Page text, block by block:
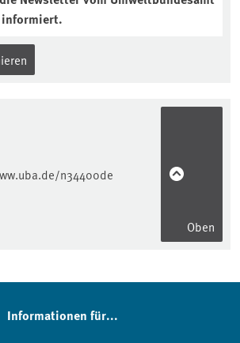
n34400de
Oben
Informationen für...